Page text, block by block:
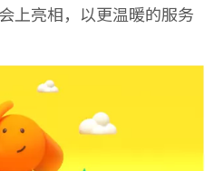
上亮相，以更温暖的服务